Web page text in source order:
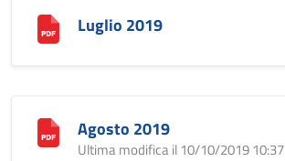
Luglio 2019
Agosto 2019
Ultima modifica il 10/10/2019 10:37